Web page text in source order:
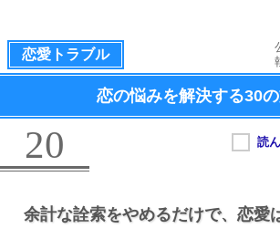
恋愛トラブル
恋の悩みを解決する30
20
余計な詮索をやめるだけで、 恋愛